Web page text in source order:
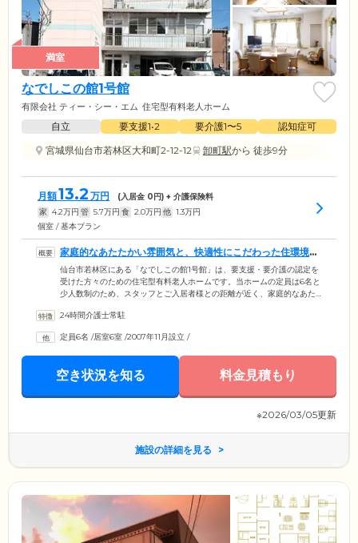
満室
なでしこの館1号館
有限会社 ティー・シー・エム 住宅型有料老人ホーム
自立 要支援1•2 要介護1〜5
認知症可
宮城県仙台市若林区大和町2-12-12
卸町駅から 徒歩9分
月額13.2 万円 (入居金 0円) + 介護保険料
家 4.2万円 管 5.7万円 食 2.0万円 他 1.3万円
個室 / 基本プラン
家庭的なあたたかい雰囲気と、快適性にこだわった住環境を
両立しています
仙台市若林区にある「なでしこの館1号館」は、要支援・要介護の認定を
受けた方々のための住宅型有料老人ホームです。当ホームの定員は6名と
少人数制のため、スタッフとご入居者様との距離が近く、家庭的なあた
お一人おひとりに寄り添ったきめ細かなサービスをご提供します。館内
ライベートな時間を確保できる個室をご用意しました。お気に入りのイ
ンテリアや思い出の品々のお持ち込みも可能です。ご自身のライフスタ
24時間介護士常駐
定員6名 /居室6室 /2007年11月設立 /
空き状況を知る 料金見積もり
※2026/03/05更新
施設の詳細を見る